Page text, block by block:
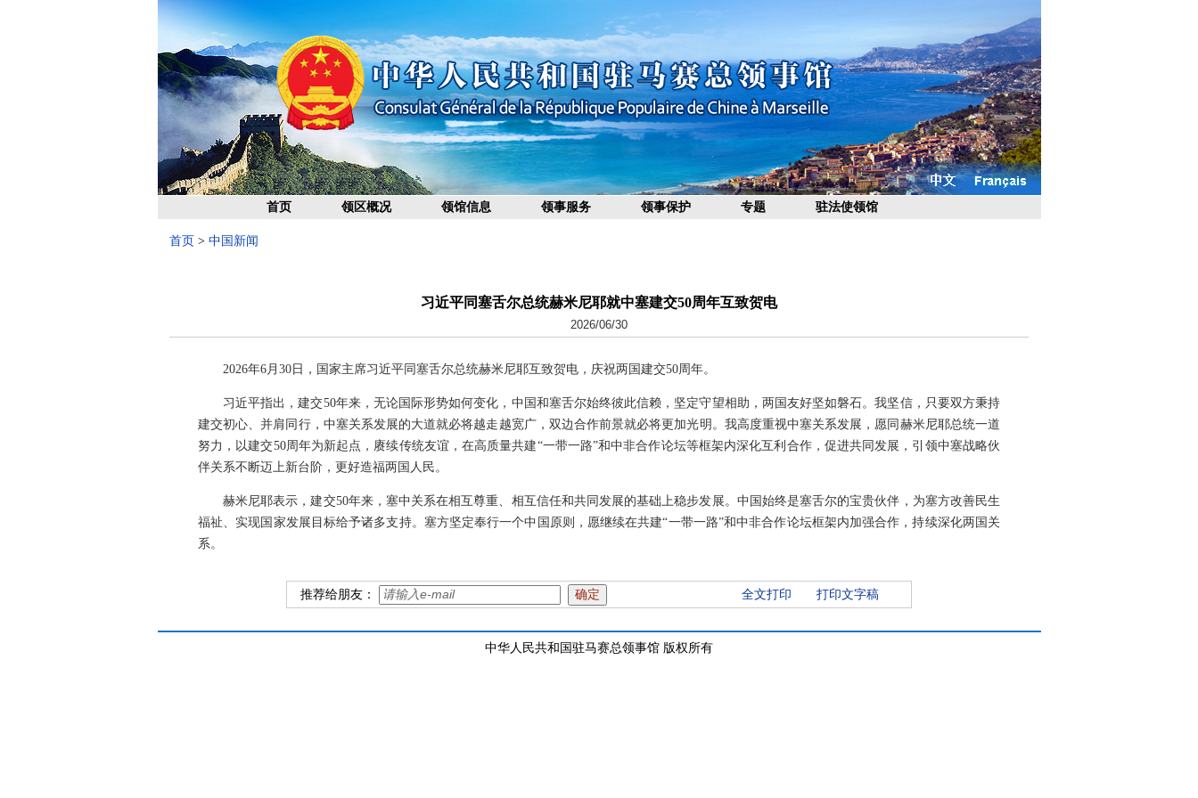
首页 领区概况 领馆信息 领事服务 领事保护 专题 驻法使领馆
首页 > 中国新闻
习近平同塞舌尔总统赫米尼耶就中塞建交50周年互致贺电
2026/06/30
2026年6月30日，国家主席习近平同塞舌尔总统赫米尼耶互致贺电，庆祝两国建交50周年。
习近平指出，建交50年来，无论国际形势如何变化，中国和塞舌尔始终彼此信赖，坚定守望相助，两国友好坚如磐石。我坚信，只要双方秉持
建交初心、并肩同行，中塞关系发展的大道就必将越走越宽广，双边合作前景就必将更加光明。我高度重视中塞关系发展，愿同赫米尼耶总统一道
努力，以建交50周年为新起点，赓续传统友谊，在高质量共建“一带一路”和中非合作论坛等框架内深化互利合作，促进共同发展，引领中塞战略伙
伴关系不断迈上新台阶，更好造福两国人民。
赫米尼耶表示，建交50年来，塞中关系在相互尊重、相互信任和共同发展的基础上稳步发展。中国始终是塞舌尔的宝贵伙伴，为塞方改善民生
福祉、实现国家发展目标给予诸多支持。塞方坚定奉行一个中国原则，愿继续在共建“一带一路”和中非合作论坛框架内加强合作，持续深化两国关
系。
推荐给朋友： 全文打印 打印文字稿
中华人民共和国驻马赛总领事馆 版权所有